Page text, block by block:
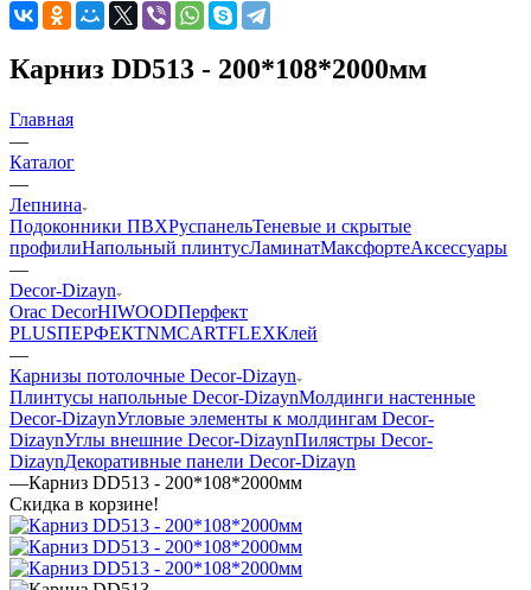
Карниз DD513 - 200*108*2000мм
Главная
—
Каталог
—
Лепнина
Подоконники ПВХРуспанельТеневые и скрытые
профилиНапольный плинтусЛаминатМаксфортеАксессуары
—
Decor-Dizayn
Orac DecorHIWOODПерфект
PLUSПЕРФЕКТNMCARTFLEXКлей
—
Карнизы потолочные Decor-Dizayn
Плинтусы напольные Decor-DizaynМолдинги настенные
Decor-DizaynУгловые элементы к молдингам Decor-
DizaynУглы внешние Decor-DizaynПилястры Decor-
DizaynДекоративные панели Decor-Dizayn
—Карниз DD513 - 200*108*2000мм
Скидка в корзине!